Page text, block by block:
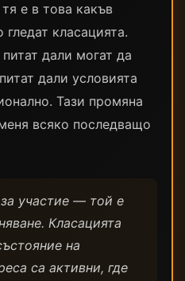
е в това какъв
гледат класацията.
дали могат да
дали условията
Тази промяна
всяко последващо
участие — той е
Класацията
на
са активни, где